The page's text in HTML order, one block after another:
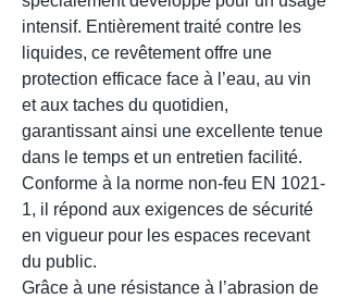
intensif. Entièrement traité contre les
liquides, ce revêtement offre une
protection efficace face à l’eau, au vin
et aux taches du quotidien,
garantissant ainsi une excellente tenue
dans le temps et un entretien facilité.
Conforme à la norme non-feu EN 1021-
1, il répond aux exigences de sécurité
en vigueur pour les espaces recevant
du public.
Grâce à une résistance à l’abrasion de